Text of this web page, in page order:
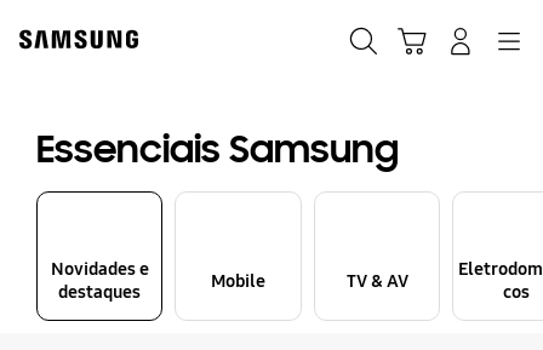
content
Essenciais Samsung
Novidades e
destaques
Mobile TV & AV
cos